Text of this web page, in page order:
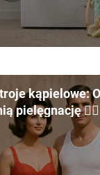
kąpielowe:
pielęgnację 🏊‍♀️